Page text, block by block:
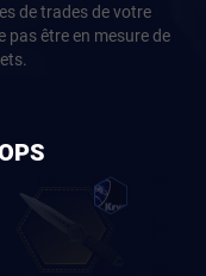
de trades de votre
être en mesure de